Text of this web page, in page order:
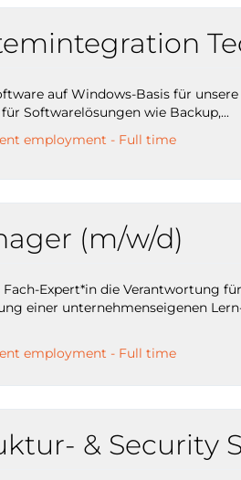
auf Windows-Basis für unsere
Softwarelösungen wie Backup,...
employment - Full time
(m/w/d)
Expert*in die Verantwortung für
einer unternehmenseigenen
employment - Full time
& Security